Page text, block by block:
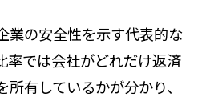
業の安全性を示す代表的な
率では会社がどれだけ返済
有しているかが分かり、